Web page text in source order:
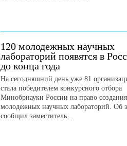
120 молодежных научных
лабораторий появятся в
до конца года
На сегодняшний день уже 81
стала победителем конкурсного отбора
Минобрнауки России на право создания
молодежных научных лабораторий. Об
сообщил заместитель...